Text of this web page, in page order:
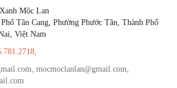
Mộc Lan
Tân Cang, Phường Phước Tân, Thành Phố
Việt Nam
mocmoclanlan@gmail.com,